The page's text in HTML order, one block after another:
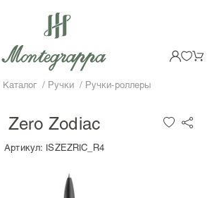
Каталог Ручки Ручки-роллеры
Zero Zodiac
Артикул: ISZEZRIC_R4